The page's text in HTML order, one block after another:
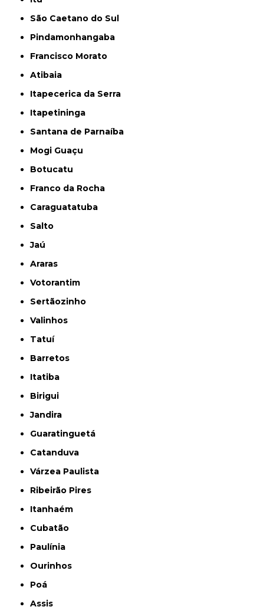
São Caetano do Sul
Pindamonhangaba
Francisco Morato
Atibaia
Itapecerica da Serra
Itapetininga
Santana de Parnaíba
Mogi Guaçu
Botucatu
Franco da Rocha
Caraguatatuba
Salto
Jaú
Araras
Votorantim
Sertãozinho
Valinhos
Tatuí
Barretos
Itatiba
Birigui
Jandira
Guaratinguetá
Catanduva
Várzea Paulista
Ribeirão Pires
Itanhaém
Cubatão
Paulínia
Ourinhos
Poá
Assis